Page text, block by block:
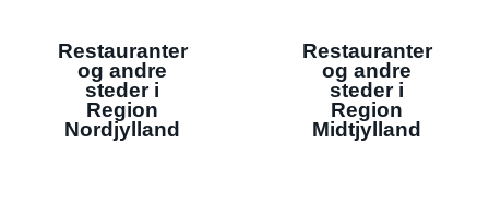
Restauranter
og andre
steder i
Region
Nordjylland
Restauranter
og andre
steder i
Region
Midtjylland